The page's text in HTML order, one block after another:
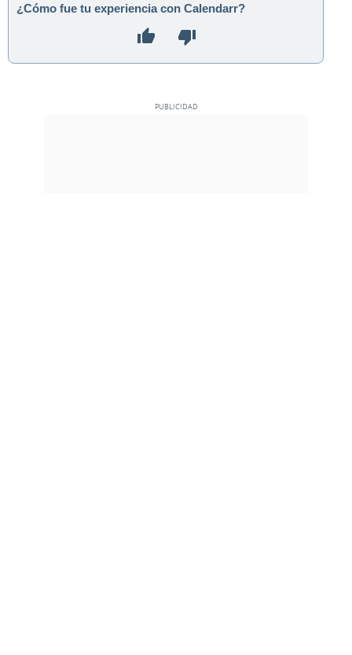
¿Cómo fue tu experiencia con Calendarr?